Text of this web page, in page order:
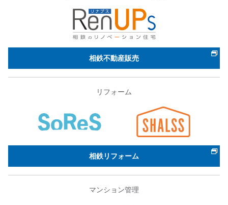
相鉄不動産販売
リフォーム
相鉄リフォーム
マンション管理